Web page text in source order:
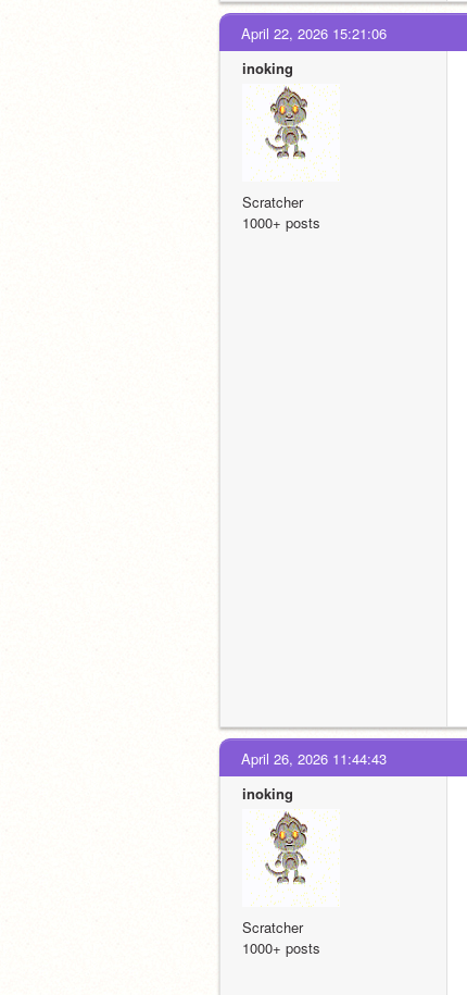
April 22, 2026 15:21:06
inoking
Scratcher
1000+ posts
April 26, 2026 11:44:43
inoking
Scratcher
1000+ posts